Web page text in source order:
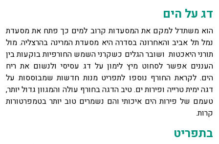
דג על הים
הוא משתדל למקם את המסעדות קרוב למים כך פתח את מסעדת
נמל תל אביב והאחרונה בסדרה היא מסעדת המרינה בהרצליה. מול
תורני היאכטות ושובר הגלים כשקרני השמש החורפיות בוקעות בין
העננים אפשר לסחוט מיץ לימון על דג עסיסי ולנשום את ריח
הים. לקראת החורף נוספו לתפריט מנות חדשות שמבוססות על
דגה ימית טרייה ופירות ים. טיב הדגה בחורף עולה והמגוון גדול יותר,
טעמם של פירות הים איכותי והם נשמרים טוב יותר בטמפרטורות
קרות.
בתפריט